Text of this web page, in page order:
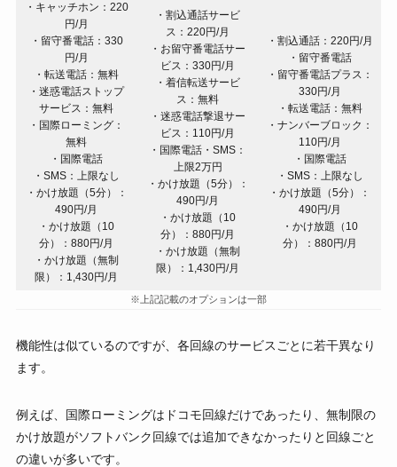
・キャッチホン：220
円/月
・留守番電話：330
円/月
・転送電話：無料
・迷惑電話ストップ
サービス：無料
・国際ローミング：
無料
・国際電話
・SMS：上限なし
・かけ放題（5分）：
490円/月
・かけ放題（10
分）：880円/月
・かけ放題（無制
限）：1,430円/月
・割込通話サービ
ス：220円/月
・お留守番電話サー
ビス：330円/月
・着信転送サービ
ス：無料
・迷惑電話撃退サー
ビス：110円/月
・国際電話・SMS：
上限2万円
・かけ放題（5分）：
490円/月
・かけ放題（10
分）：880円/月
・かけ放題（無制
限）：1,430円/月
・割込通話：220円/月
・留守番電話
・留守番電話プラス：
330円/月
・転送電話：無料
・ナンバーブロック：
110円/月
・国際電話
・SMS：上限なし
・かけ放題（5分）：
490円/月
・かけ放題（10
分）：880円/月
※上記記載のオプションは一部
機能性は似ているのですが、各回線のサービスごとに若干異なり
ます。
例えば、国際ローミングはドコモ回線だけであったり、無制限の
かけ放題がソフトバンク回線では追加できなかったりと回線ごと
の違いが多いです。